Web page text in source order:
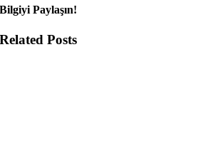
Bilgiyi Paylaşın!
Related Posts